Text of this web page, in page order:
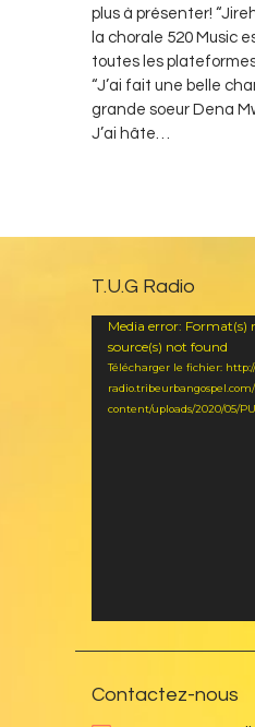
plus à présenter!
la chorale 520 Music
toutes les
“J’ai fait une belle
grande soeur Dena
J’ai hâte…
T.U.G Radio
Lecteur
vidéo
Media error: Format(s)
source(s) not found
Télécharger le fichier:
content/uploads/2020/05/
Contactez-nous